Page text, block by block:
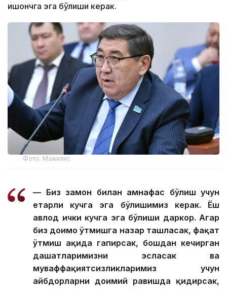
ишончга эга бўлиши керак.
Фото: Мажилис
— Биз замон билан ҳамнафас бўлиш учун
етарли кучга эга бўлишимиз керак. Ёш
авлод ички кучга эга бўлиши даркор. Агар
биз доимо ўтмишга назар ташласак, фақат
ўтмиш ҳақида гапирсак, бошдан кечирган
даҳшатларимизни эсласак ва
муваффақиятсизликларимиз учун
айбдорларни доимий равишда қидирсак,